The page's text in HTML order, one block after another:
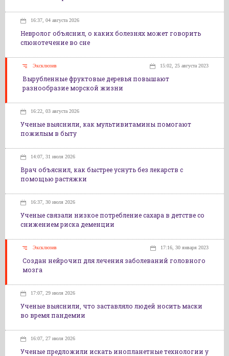
16:37, 04 августа 2026
Невролог объяснил, о каких болезнях может говорить
слюнотечение во сне
Эксклюзив 15:02, 25 августа 2023
Вырубленные фруктовые деревья повышают
разнообразие морской жизни
16:22, 03 августа 2026
Ученые выяснили, как мультивитамины помогают
пожилым в быту
14:07, 31 июля 2026
Врач объяснил, как быстрее уснуть без лекарств с
помощью растяжки
16:37, 30 июля 2026
Ученые связали низкое потребление сахара в детстве со
снижением риска деменции
Эксклюзив 17:16, 30 января 2023
Создан нейрочип для лечения заболеваний головного
мозга
17:07, 29 июля 2026
Ученые выяснили, что заставляло людей носить маски
во время пандемии
16:07, 27 июля 2026
Ученые предложили искать инопланетные технологии у